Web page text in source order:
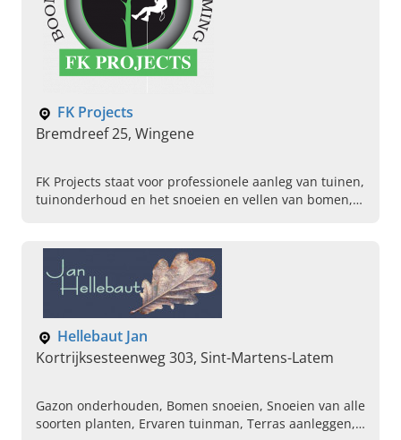
FK Projects
Bremdreef 25, Wingene
FK Projects staat voor professionele aanleg van tuinen,
tuinonderhoud en het snoeien en vellen van bomen,
Hellebaut Jan
Kortrijksesteenweg 303, Sint-Martens-Latem
Gazon onderhouden, Bomen snoeien, Snoeien van alle
soorten planten, Ervaren tuinman, Terras aanleggen,